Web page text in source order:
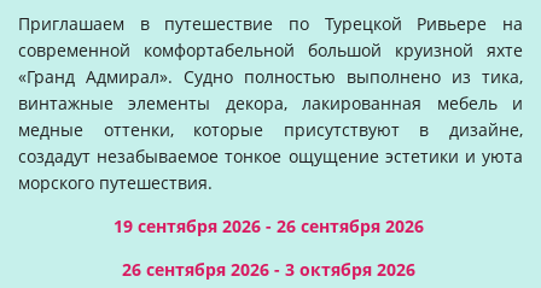
Приглашаем в путешествие по Турецкой Ривьере на
современной комфортабельной большой круизной яхте
«Гранд Адмирал». Судно полностью выполнено из тика,
винтажные элементы декора, лакированная мебель и
медные оттенки, которые присутствуют в дизайне,
создадут незабываемое тонкое ощущение эстетики и уюта
морского путешествия.
19 сентября 2026 - 26 сентября 2026
26 сентября 2026 - 3 октября 2026